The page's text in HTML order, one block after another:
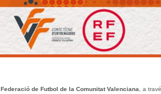
Federació de Futbol de la Comunitat Valenciana , a